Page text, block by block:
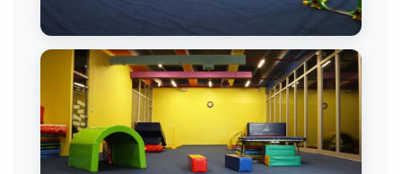
Cimnastik Antrenmanı